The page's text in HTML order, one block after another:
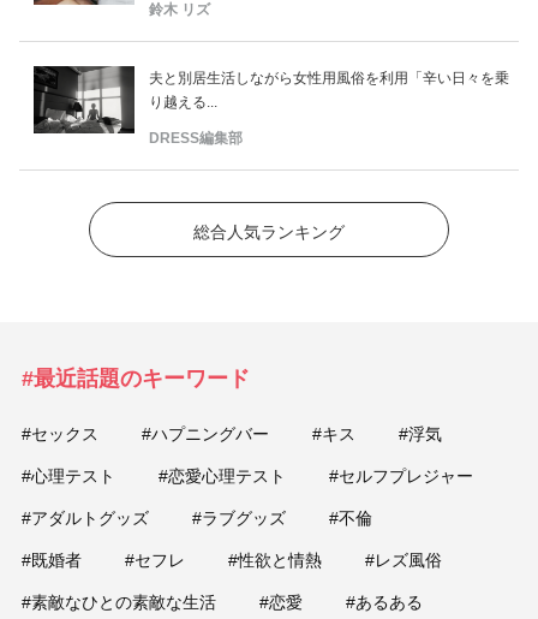
鈴木 リズ
夫と別居生活しながら女性用風俗を利用「辛い日々を乗
り越える...
DRESS編集部
総合人気ランキング
#最近話題のキーワード
#セックス #ハプニングバー #キス #浮気
#心理テスト #恋愛心理テスト #セルフプレジャー
#アダルトグッズ #ラブグッズ #不倫
#既婚者 #セフレ #性欲と情熱 #レズ風俗
#素敵なひとの素敵な生活 #恋愛 #あるある